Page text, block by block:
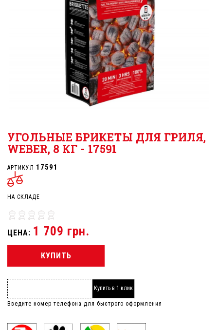
УГОЛЬНЫЕ БРИКЕТЫ ДЛЯ ГРИЛЯ,
WEBER, 8 КГ - 17591
АРТИКУЛ 17591
НА СКЛАДЕ
ЦЕНА: 1 709 грн.
КУПИТЬ
Купить в 1 клик
Введите номер телефона для быстрого оформления